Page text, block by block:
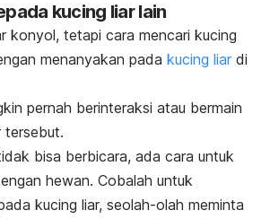
kucing liar lain
konyol, tetapi cara mencari kucing
menanyakan pada kucing liar di
pernah berinteraksi atau bermain
tersebut.
bisa berbicara, ada cara untuk
hewan. Cobalah untuk
kucing liar, seolah-olah meminta